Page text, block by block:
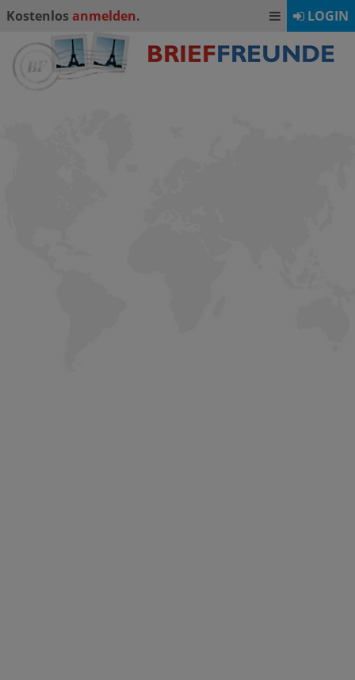
Kostenlos anmelden. LOGIN